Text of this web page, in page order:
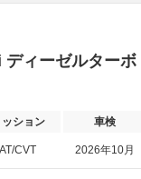
ディーゼルター
ッション 車検
AT/CVT 2026年10月